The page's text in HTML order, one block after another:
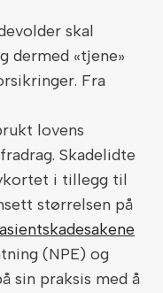
skal
dermed «tjene»
Fra
lovens
Skadelidte
i tillegg til
størrelsen på
(NPE) og
sin praksis med å